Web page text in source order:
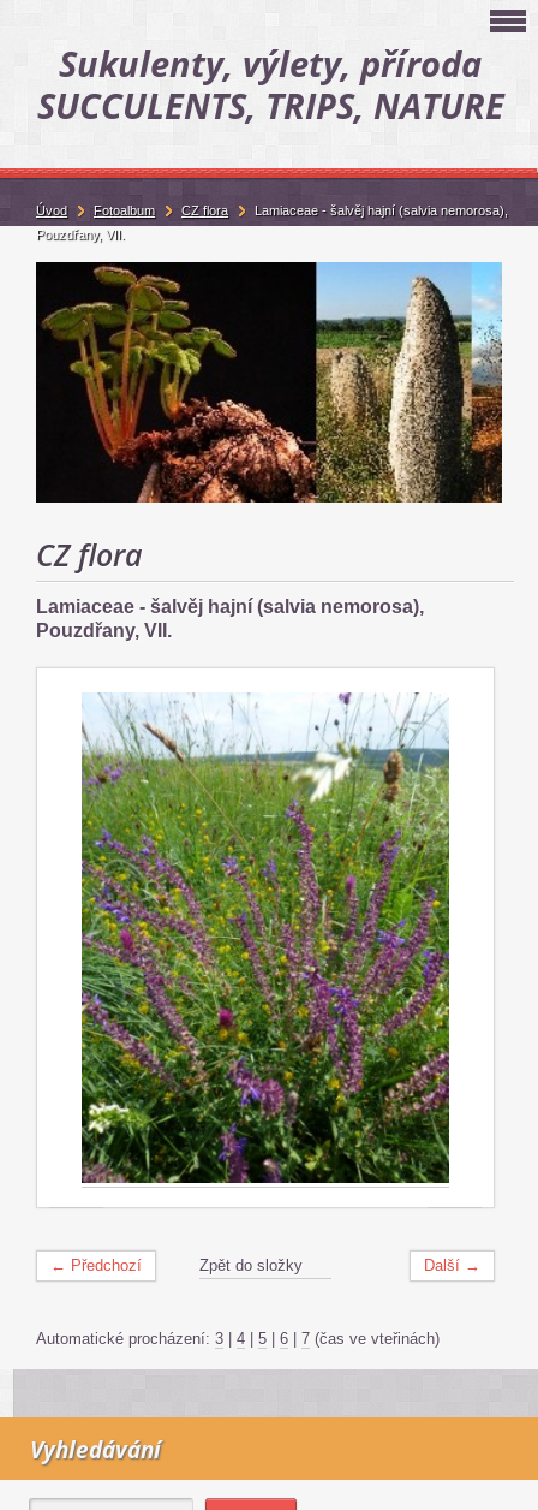
Sukulenty, výlety, příroda
SUCCULENTS, TRIPS, NATURE
CZ flora
Lamiaceae - šalvěj hajní (salvia nemorosa),
Pouzdřany, VII.
← Předchozí Další →
Zpět do složky
Automatické procházení: 3 4 5 6 7 (čas ve vteřinách)
Vyhledávání
Úvod Fotoalbum CZ flora
Lamiaceae - šalvěj hajní (salvia nemorosa),
Pouzdřany, VII.